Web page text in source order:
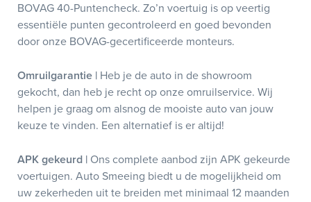
BOVAG 40-Puntencheck. Zo’n voertuig is op veertig
essentiële punten gecontroleerd en goed bevonden
door onze BOVAG-gecertificeerde monteurs.
Omruilgarantie | Heb je de auto in de showroom
gekocht, dan heb je recht op onze omruilservice. Wij
helpen je graag om alsnog de mooiste auto van jouw
keuze te vinden. Een alternatief is er altijd!
APK gekeurd | Ons complete aanbod zijn APK gekeurde
voertuigen. Auto Smeeing biedt u de mogelijkheid om
uw zekerheden uit te breiden met minimaal 12 maanden